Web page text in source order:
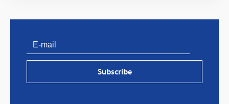
Subscribe
PVProtect: Innovative fire protection for roofs with